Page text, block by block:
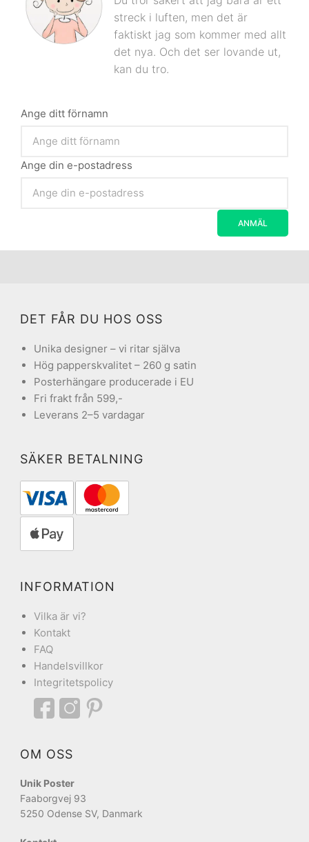
streck i luften, men det är
faktiskt jag som kommer med allt
det nya. Och det ser lovande ut,
kan du tro.
Ange ditt förnamn
Ange din e-postadress
DET FÅR DU HOS OSS
Unika designer – vi ritar själva
Hög papperskvalitet – 260 g satin
Posterhängare producerade i EU
Fri frakt från 599,-
Leverans 2–5 vardagar
SÄKER BETALNING
INFORMATION
Vilka är vi?
Kontakt
FAQ
Handelsvillkor
Integritetspolicy
OM OSS
Unik Poster
Faaborgvej 93
5250 Odense SV, Danmark